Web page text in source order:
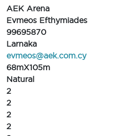
AEK Arena
Evmeos Efthymiades
99695870
Larnaka
evmeos@aek.com.cy
68mX105m
Natural
2
2
2
2